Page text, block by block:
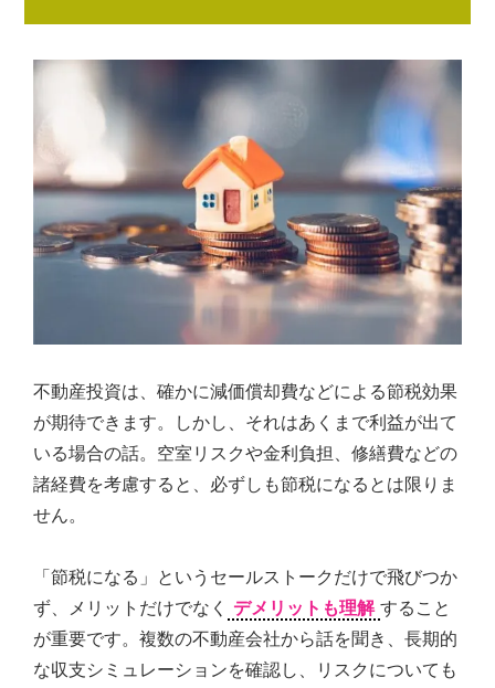
不動産投資は、確かに減価償却費などによる節税効果
が期待できます。しかし、それはあくまで利益が出て
いる場合の話。空室リスクや金利負担、修繕費などの
諸経費を考慮すると、必ずしも節税になるとは限りま
せん。
「節税になる」というセールストークだけで飛びつか
ず、メリットだけでなく デメリットも理解 すること
が重要です。複数の不動産会社から話を聞き、長期的
な収支シミュレーションを確認し、リスクについても